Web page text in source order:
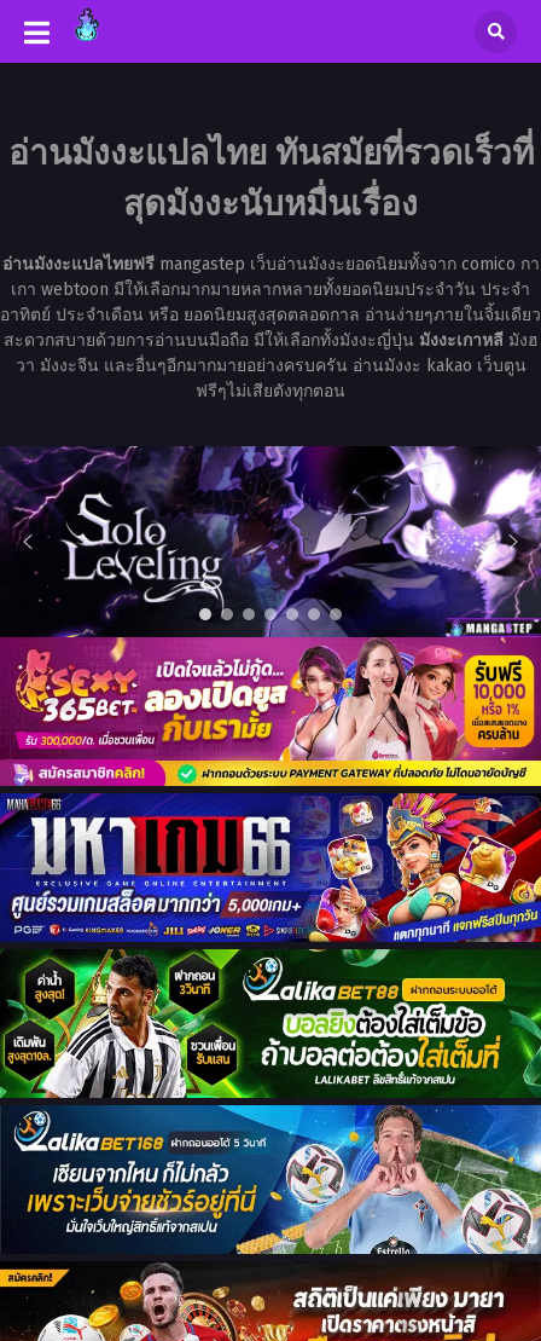
อ่านมังงะแปลไทย ทันสมัยที่รวดเร็วที่
สุดมังงะนับหมื่นเรื่อง
อ่านมังงะแปลไทยฟรีmangastep เว็บอ่านมังงะยอดนิยมทั้งจาก comico กา
เกา webtoon มีให้เลือกมากมายหลากหลายทั้งยอดนิยมประจำวัน ประจำ
อาทิตย์ ประจำเดือน หรือ ยอดนิยมสูงสุดตลอดกาล อ่านง่ายๆภายในจิ้มเดียว
สะดวกสบายด้วยการอ่านบนมือถือ มีให้เลือกทั้งมังงะญี่ปุ่น มังงะเกาหลีมังฮ
วา มังงะจีน และอื่นๆอีกมากมายอย่างครบครัน อ่านมังงะ kakao เว็บตูน
ฟรีๆไม่เสียตังทุกตอน